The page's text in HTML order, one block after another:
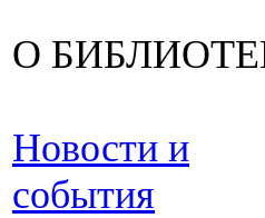
О
Новости и
события